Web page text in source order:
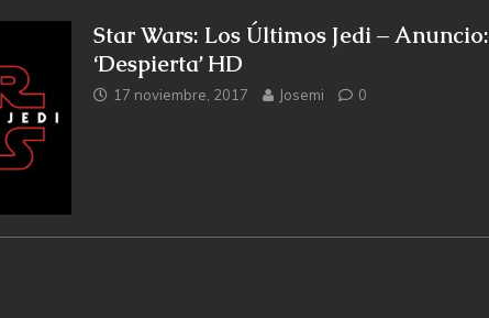
Star Wars: Los Últimos Jedi – Anuncio:
‘Despierta’ HD
17 noviembre, 2017 Josemi 0